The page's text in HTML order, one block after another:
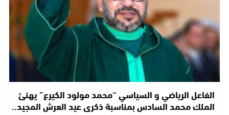
الفاعل الرياضي و السياسي “محمد مولود الكيرع” يهنئ
الملك محمد السادس بمناسبة ذكرى عيد العرش المجيد..